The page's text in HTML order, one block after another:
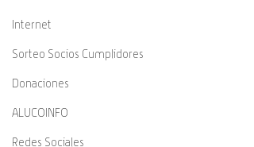
Internet
Sorteo Socios Cumplidores
Donaciones
ALUCOINFO
Redes Sociales